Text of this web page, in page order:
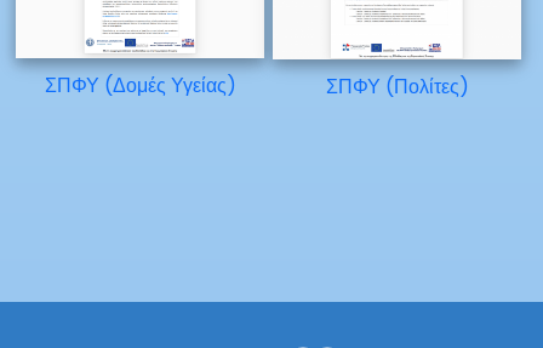
ΣΠΦΥ (Δομές Υγείας) ΣΠΦΥ (Πολίτες)